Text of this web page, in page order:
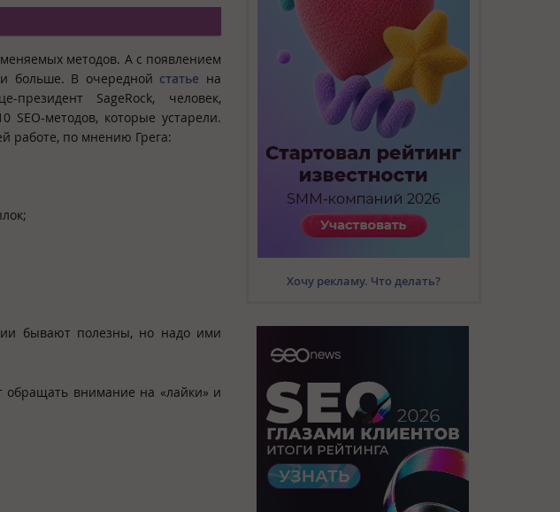
методов. А с появлением
больше. В очередной статье на
президент SageRock, человек,
методов, которые устарели.
работе, по мнению Грега:
бывают полезны, но надо ими
обращать внимание на «лайки» и
Хочу рекламу. Что делать?